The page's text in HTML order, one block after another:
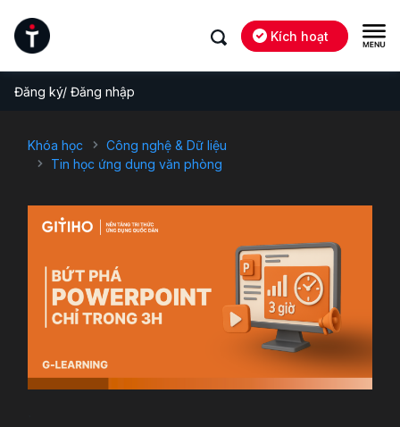
Kích hoạt
Đăng ký/ Đăng nhập
Khóa học
Công nghệ & Dữ liệu
Tin học ứng dụng văn phòng